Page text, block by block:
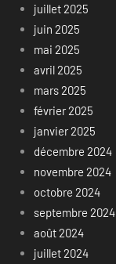
juillet 2025
juin 2025
mai 2025
avril 2025
mars 2025
février 2025
janvier 2025
décembre 2024
novembre 2024
octobre 2024
septembre 2024
août 2024
juillet 2024